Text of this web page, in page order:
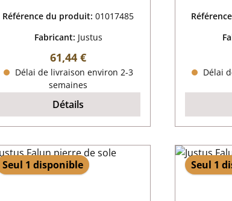
Référence du produit:01017485
Fabricant: Justus
Prix régulier :
61,44 €
Délai de livraison environ 2-3
semaines
Détails
Délai
Seul 1 disponible Seul 1